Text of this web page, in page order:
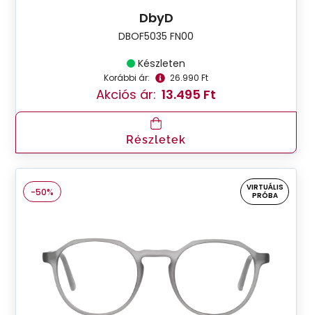
DbyD
DBOF5035 FN00
Készleten
Korábbi ár: 26.990 Ft
Akciós ár: 13.495 Ft
Részletek
-50%
VIRTUÁLIS
PRÓBA